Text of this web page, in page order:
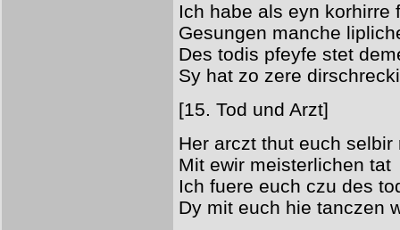
Ich habe als eyn korhirre
Gesungen manche
Des todis pfeyfe stet
Sy hat zo zere
[15. Tod und Arzt]
Her arczt thut euch selbir
Mit ewir meisterlichen tat
Ich fuere euch czu des
Dy mit euch hie tanczen